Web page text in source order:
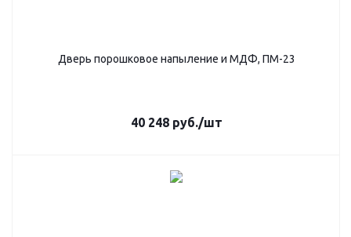
Дверь порошковое напыление и МДФ, ПМ-23
40 248руб./шт